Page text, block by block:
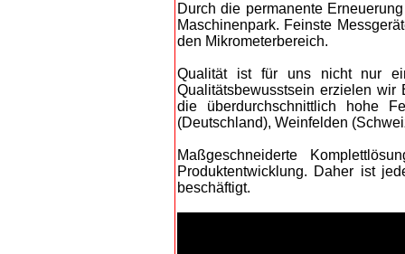
Durch die permanente
Maschinenpark. Feinste
den Mikrometerbereich.
Qualität ist für uns nicht nur
Qualitätsbewusstsein erzielen wir
die überdurchschnittlich hohe
(Deutschland), Weinfelden
Maßgeschneiderte
Produktentwicklung. Daher ist
beschäftigt.